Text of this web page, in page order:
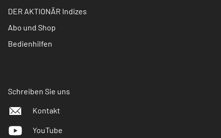
DER AKTIONÄR Indizes
Abo und Shop
Bedienhilfen
Schreiben Sie uns
Kontakt
YouTube